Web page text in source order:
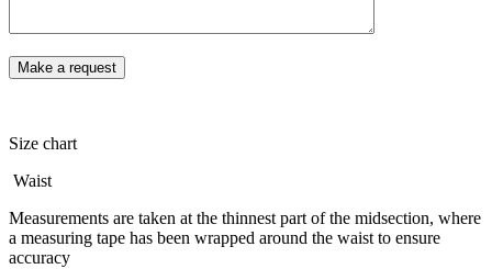
Size chart
Waist
Measurements are taken at the thinnest part of the midsection, where
a measuring tape has been wrapped around the waist to ensure
accuracy